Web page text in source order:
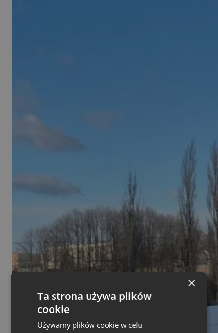
×
Ta strona używa plików
cookie
Używamy plików cookie w celu